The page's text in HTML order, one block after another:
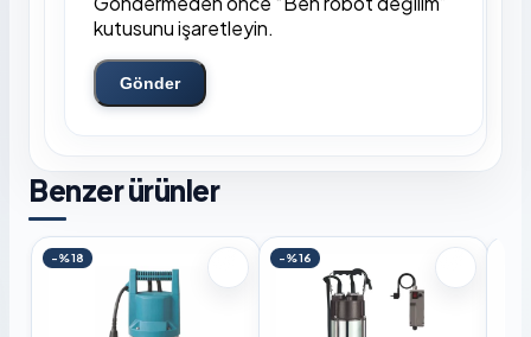
kutusunu işaretleyin.
Gönder
Benzer ürünler
-%18 -%16